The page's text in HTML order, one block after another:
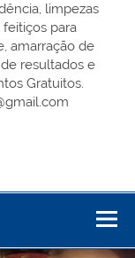
limpezas
feitiços para
amarração de
resultados e
Gratuitos.